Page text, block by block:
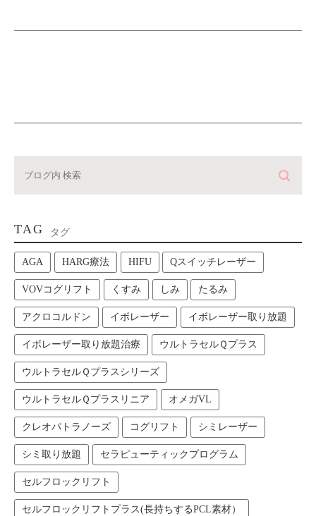
TAG タグ
AGA HARG療法 HIFU Qスイッチレーザー
VOVコグリフト くすみ しみ たるみ
アクロコルドン イボレーザー イボレーザー取り放題
イボレーザー取り放題治療 ウルトラセルＱプラス
ウルトラセルＱプラスシリーズ
ウルトラセルＱプラスリニア オメガVL
クレオパトラノーズ コグリフト シミレーザー
シミ取り放題 セラピューティックプログラム
セルフロックリフト
セルフロックリフトプラス(長持ちするPCL素材）